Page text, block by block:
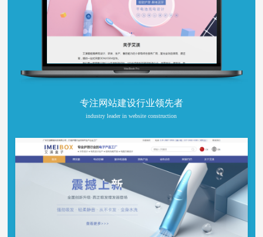
专注网站建设行业领先者
industry leader in website construction